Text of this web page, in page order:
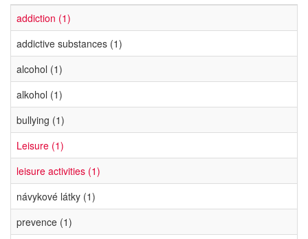
addiction (1)
addictive substances (1)
alcohol (1)
alkohol (1)
bullying (1)
Leisure (1)
leisure activities (1)
návykové látky (1)
prevence (1)